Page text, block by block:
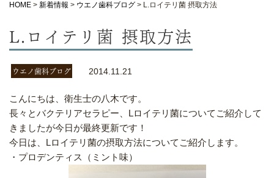
HOME > 新着情報 > ウエノ歯科ブログ > L.ロイテリ菌 摂取方法
L.ロイテリ菌 摂取方法
ウエノ歯科ブログ 2014.11.21
こんにちは、衛生士の八木です。
長々とバクテリアセラピー、Lロイテリ菌についてご紹介して
きましたが今日が最終更新です！
今日は、Lロイテリ菌の摂取方法についてご紹介します。
・プロデンティス（ミント味）